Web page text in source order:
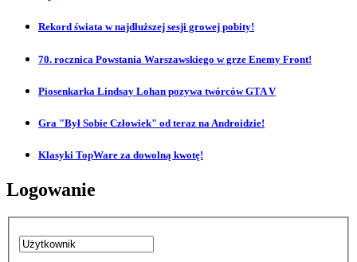
Rekord świata w najdłuższej sesji growej pobity!
70. rocznica Powstania Warszawskiego w grze Enemy Front!
Piosenkarka Lindsay Lohan pozywa twórców GTA V
Gra "Był Sobie Człowiek" od teraz na Androidzie!
Klasyki TopWare za dowolną kwotę!
Logowanie